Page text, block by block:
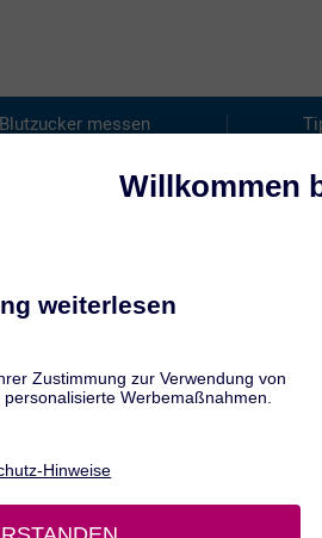
Blutzucker messen
KINDER & DIABETES MELLITUS